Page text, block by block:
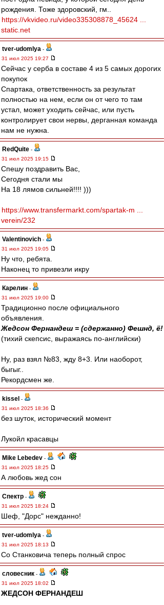
рождения. Тоже здоровский, гм..
https://vkvideo.ru/video335308878_45624 ...
static.net
tver-udomlya -
31 июл 2025 19:27
Сейчас у серба в составе 4 из 5 самых дорогих
покупок
Спартака, ответственность за результат
полностью на нем, если он от чего то там
устал, может уходить сейчас, или пусть
контролирует свои нервы, дерганная команда
нам не нужна.
RedQuite -
31 июл 2025 19:15
Спешу поздравить Вас,
Сегодня стали мы
На 18 лямов сильней!!!! )))
https://www.transfermarkt.com/spartak-m ...
verein/232
Valentinovich -
31 июл 2025 19:05
Ну что, ребята.
Наконец то привезли икру
Карелин -
31 июл 2025 19:00
Традиционно после официального
объявления.
Жедсон Фернандеш = (сдержанно) Фешнд, ё!
(тихий скепсис, выражаясь по-английски)
Ну, раз взял №83, жду 8+3. Или наоборот,
быгыг..
Рекордсмен же.
kissel -
31 июл 2025 18:36
без шуток, исторический момент
Лукойл красавцы
Mike Lebedev -
31 июл 2025 18:25
А любовь жед сон
Спектр -
31 июл 2025 18:24
Шеф, "Дорс" нежданно!
tver-udomlya -
31 июл 2025 18:13
Со Станковича теперь полный спрос
словесник -
31 июл 2025 18:02
ЖЕДСОН ФЕРНАНДЕШ